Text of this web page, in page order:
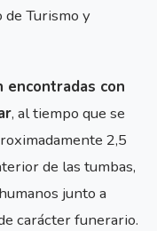
Turismo y
encontradas con
, al tiempo que se
2,5
de las tumbas,
junto a
carácter funerario.